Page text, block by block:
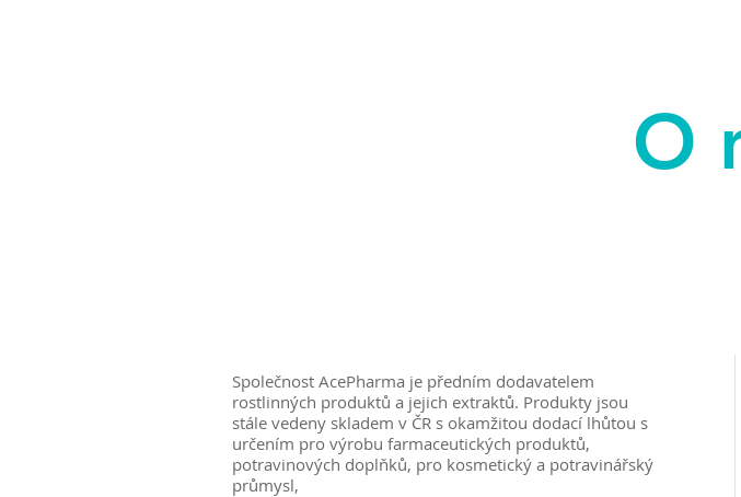
O
Společnost AcePharma je předním dodavatelem
rostlinných produktů a jejich extraktů. Produkty jsou
stále vedeny skladem v ČR s okamžitou dodací lhůtou s
určením pro výrobu farmaceutických produktů,
potravinových doplňků, pro kosmetický a potravinářský
průmysl,